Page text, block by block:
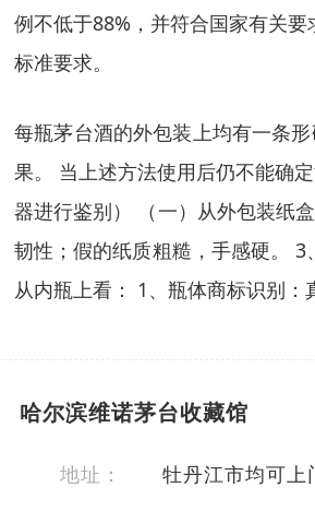
例不低于88%，并符合国家有关
标准要求。
每瓶茅台酒的外包装上均有一条
果。 当上述方法使用后仍不能确
器进行鉴别） （一）从外包装纸
韧性；假的纸质粗糙，手感硬。 3
从内瓶上看： 1、瓶体商标识别：
哈尔滨维诺茅台收藏馆
地址： 牡丹江市均可上